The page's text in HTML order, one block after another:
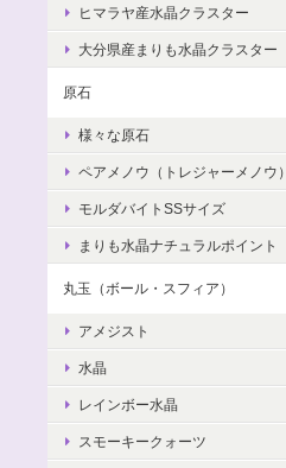
ヒマラヤ産水晶クラスター
大分県産まりも水晶クラスター
原石
様々な原石
ペアメノウ（トレジャーメノウ）
モルダバイトSSサイズ
まりも水晶ナチュラルポイント
丸玉（ボール・スフィア）
アメジスト
水晶
レインボー水晶
スモーキークォーツ